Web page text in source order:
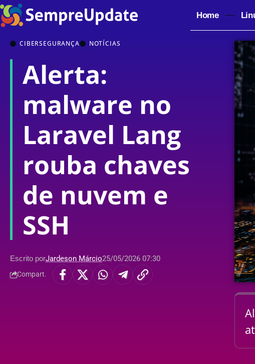
Home
CIBERSEGURANÇA NOTÍCIAS
Alerta:
malware no
Laravel Lang
rouba chaves
de nuvem e
SSH
Escrito porJardeson Márcio25/05/2026 07:30
Compart.